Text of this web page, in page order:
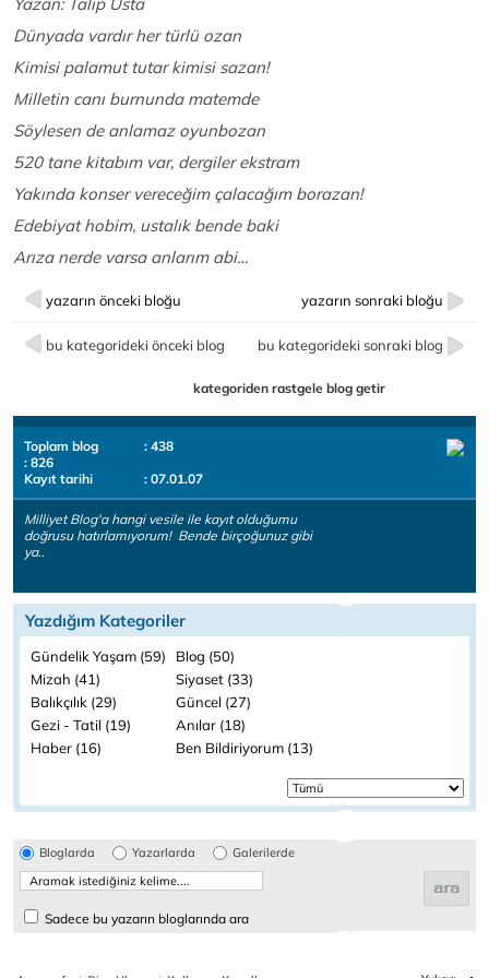
Dünyada vardır her türlü ozan
Kimisi palamut tutar kimisi sazan!
Milletin canı burnunda matemde
Söylesen de anlamaz oyunbozan
520 tane kitabım var, dergiler ekstram
Yakında konser vereceğim çalacağım borazan!
Edebiyat hobim, ustalık bende baki
Arıza nerde varsa anlarım abi…
yazarın önceki bloğu yazarın sonraki bloğu
bu kategorideki önceki blog bu kategorideki sonraki blog
kategoriden rastgele blog getir
Toplam blog
: 438
: 826
Kayıt tarihi
: 07.01.07
Milliyet Blog'a hangi vesile ile kayıt olduğumu
doğrusu hatırlamıyorum! Bende birçoğunuz gibi
ya..
Yazdığım Kategoriler
Gündelik Yaşam (59)
Blog (50)
Mizah (41)
Siyaset (33)
Balıkçılık (29)
Güncel (27)
Gezi - Tatil (19)
Anılar (18)
Haber (16)
Ben Bildiriyorum (13)
Bloglarda Yazarlarda Galerilerde
Sadece bu yazarın bloglarında ara